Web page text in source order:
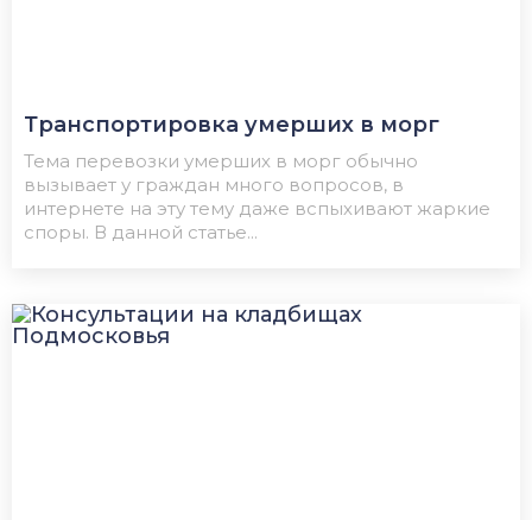
Транспортировка умерших в морг
Тема перевозки умерших в морг обычно
вызывает у граждан много вопросов, в
интернете на эту тему даже вспыхивают жаркие
споры. В данной статье...